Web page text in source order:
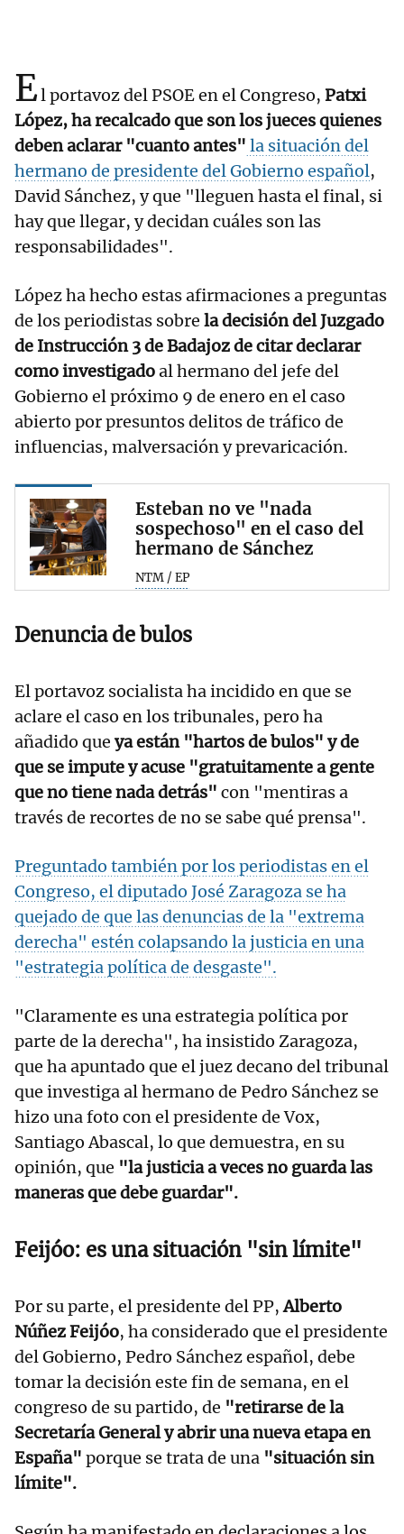
El portavoz del PSOE en el Congreso, Patxi
López, ha recalcado que son los jueces quienes
deben aclarar "cuanto antes" la situación del
hermano de presidente del Gobierno español,
David Sánchez, y que "lleguen hasta el final, si
hay que llegar, y decidan cuáles son las
responsabilidades".
López ha hecho estas afirmaciones a preguntas
de los periodistas sobre la decisión del Juzgado
de Instrucción 3 de Badajoz de citar declarar
como investigadoal hermano del jefe del
Gobierno el próximo 9 de enero en el caso
abierto por presuntos delitos de tráfico de
influencias, malversación y prevaricación.
Esteban no ve "nada
sospechoso" en el caso del
hermano de Sánchez
NTM / EP
Denuncia de bulos
El portavoz socialista ha incidido en que se
aclare el caso en los tribunales, pero ha
añadido que ya están "hartos de bulos" y de
que se impute y acuse "gratuitamente a gente
que no tiene nada detrás" con "mentiras a
través de recortes de no se sabe qué prensa".
Preguntado también por los periodistas en el
Congreso, el diputado José Zaragoza se ha
quejado de que las denuncias de la "extrema
derecha" estén colapsando la justicia en una
"estrategia política de desgaste".
"Claramente es una estrategia política por
parte de la derecha", ha insistido Zaragoza,
que ha apuntado que el juez decano del tribunal
que investiga al hermano de Pedro Sánchez se
hizo una foto con el presidente de Vox,
Santiago Abascal, lo que demuestra, en su
opinión, que "la justicia a veces no guarda las
maneras que debe guardar".
Feijóo: es una situación "sin límite"
Por su parte, el presidente del PP,Alberto
Núñez Feijóo, ha considerado que el presidente
del Gobierno, Pedro Sánchez español, debe
tomar la decisión este fin de semana, en el
congreso de su partido, de "retirarse de la
Secretaría General y abrir una nueva etapa en
España" porque se trata de una "situación sin
límite".